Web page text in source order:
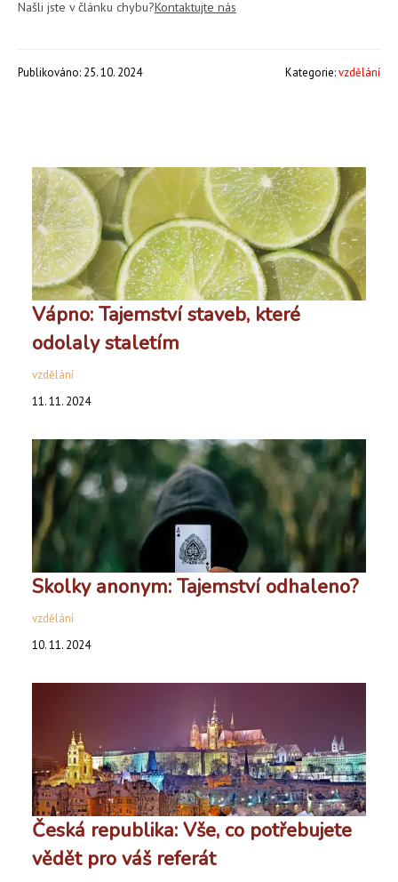
Našli jste v článku chybu?Kontaktujte nás
Publikováno: 25. 10. 2024 Kategorie:vzdělání
Vápno: Tajemství staveb, které
odolaly staletím
vzdělání
11. 11. 2024
Skolky anonym: Tajemství odhaleno?
vzdělání
10. 11. 2024
Česká republika: Vše, co potřebujete
vědět pro váš referát